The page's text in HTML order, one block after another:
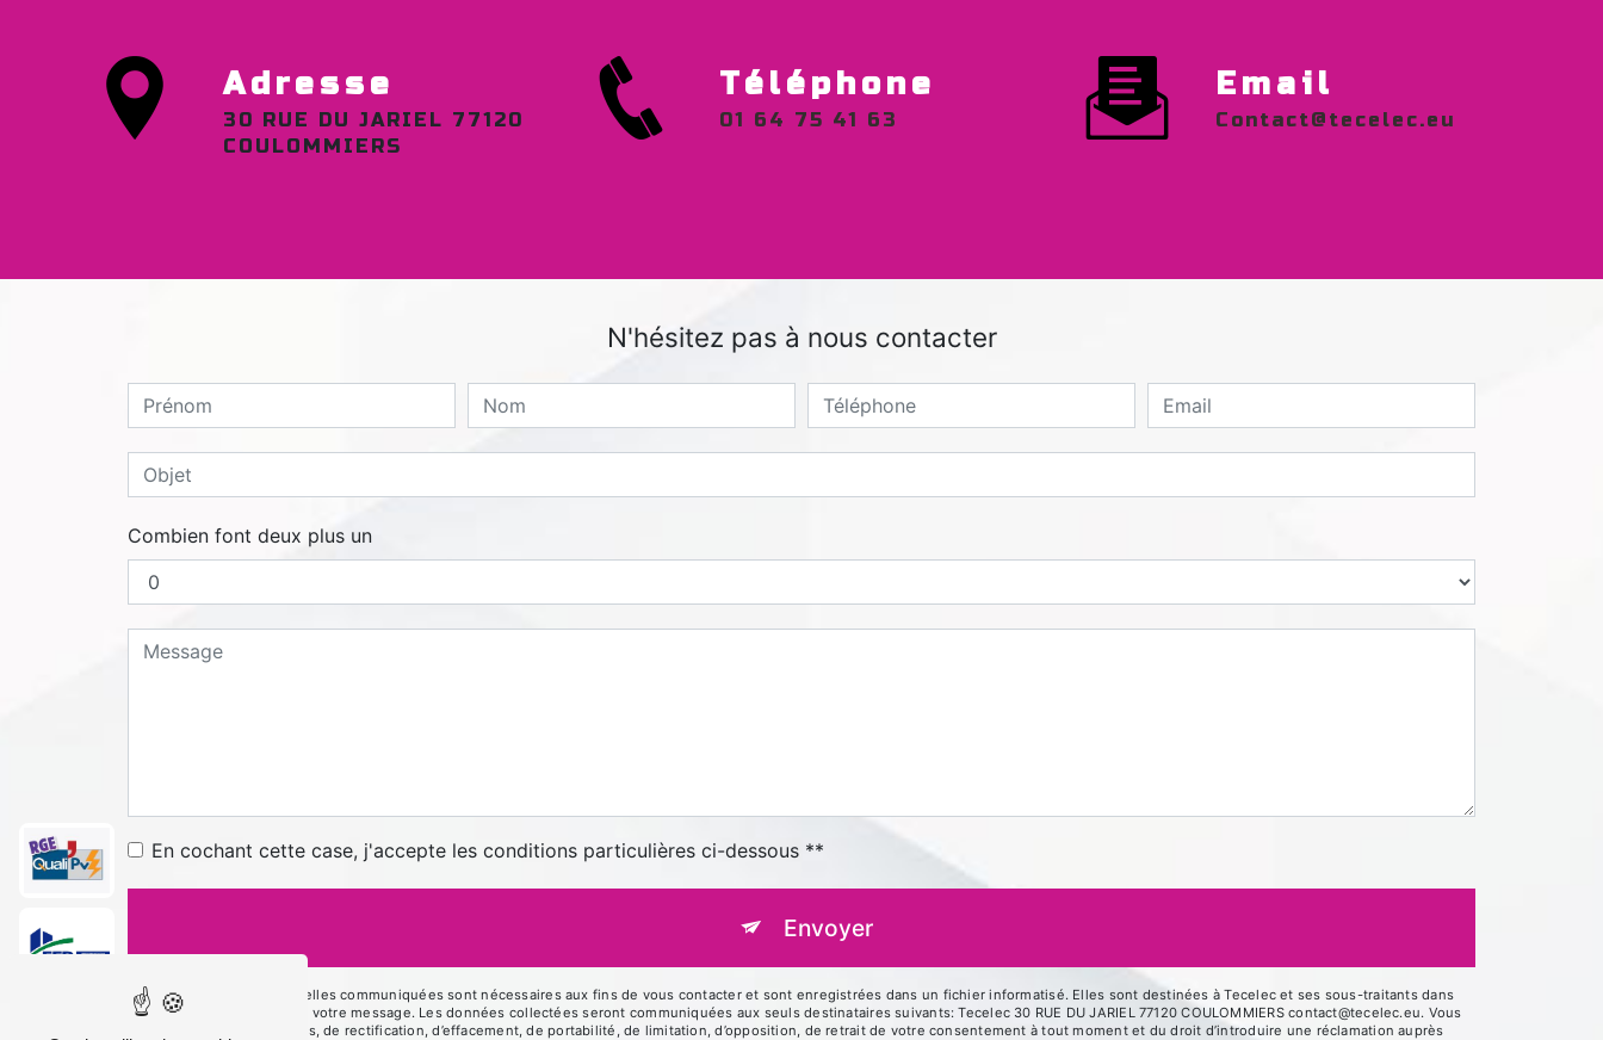
Adresse
30 RUE DU JARIEL 77120
COULOMMIERS
Téléphone
01 64 75 41 63
Email
contact@tecelec.eu
N'hésitez pas à nous contacter
Combien font deux plus un
En cochant cette case, j'accepte les conditions particulières ci-dessous **
Envoyer
** Les données personnelles communiquées sont nécessaires aux fins de vous contacter et sont enregistrées dans un fichier informatisé. Elles sont destinées à Tecelec et ses sous-traitants dans
le seul but de répondre à votre message. Les données collectées seront communiquées aux seuls destinataires suivants: Tecelec 30 RUE DU JARIEL 77120 COULOMMIERS contact@tecelec.eu. Vous
disposez de droits d’accès, de rectification, d’effacement, de portabilité, de limitation, d’opposition, de retrait de votre consentement à tout moment et du droit d’introduire une réclamation auprès